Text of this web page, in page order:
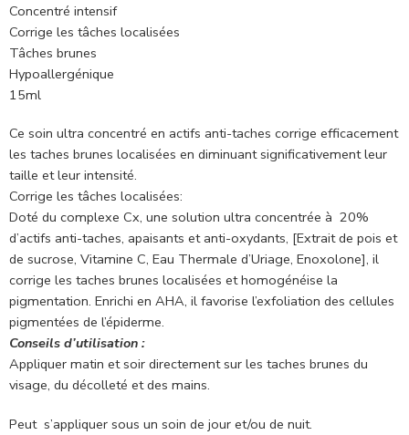
Concentré intensif
Corrige les tâches localisées
Tâches brunes
Hypoallergénique
15ml
Ce soin ultra concentré en actifs anti-taches corrige efficacement
les taches brunes localisées en diminuant significativement leur
taille et leur intensité.
Corrige les tâches localisées:
Doté du complexe Cx, une solution ultra concentrée à 20%
d’actifs anti-taches, apaisants et anti-oxydants, [Extrait de pois et
de sucrose, Vitamine C, Eau Thermale d’Uriage, Enoxolone], il
corrige les taches brunes localisées et homogénéise la
pigmentation. Enrichi en AHA, il favorise l’exfoliation des cellules
pigmentées de l’épiderme.
Conseils d’utilisation :
Appliquer matin et soir directement sur les taches brunes du
visage, du décolleté et des mains.
Peut s’appliquer sous un soin de jour et/ou de nuit.